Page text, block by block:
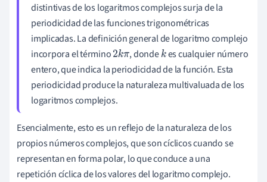
distintivas de los logaritmos complejos surja de la
periodicidad de las funciones trigonométricas
implicadas. La definición general de logaritmo complejo
incorpora el término2kπ, dondekes cualquier número
entero, que indica la periodicidad de la función. Esta
periodicidad produce la naturaleza multivaluada de los
logaritmos complejos.
Esencialmente, esto es un reflejo de la naturaleza de los
propios números complejos, que son cíclicos cuando se
representan en forma polar, lo que conduce a una
repetición cíclica de los valores del logaritmo complejo.